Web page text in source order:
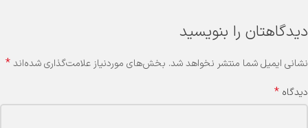
دیدگاهتان را بنویسید
نشانی ایمیل شما منتشر نخواهد شد. بخش‌های موردنیاز علامت‌گذاری شده‌اند*
دیدگاه *